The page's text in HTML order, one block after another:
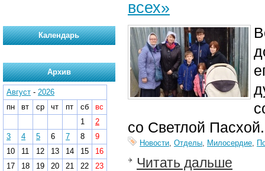
всех»
со Светлой Пасхой.
Новости, Отделы, Милосердие,
Читать дальше
Календарь
Архив
Август - 2026
пн
вт ср чт пт сб
вс
1
2
3
4 5 6 7 8
9
10
11 12 13 14 15
16
17
18 19 20 21 22
23